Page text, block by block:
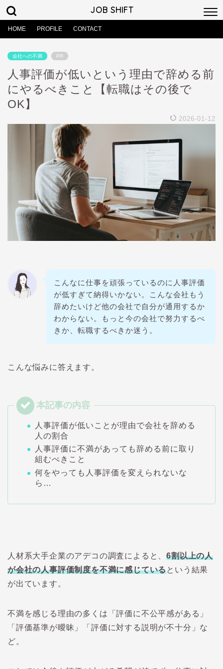
JOB SHIFT
HOME PROFILE CONTACT
会社への不満 PR
人事評価が低いという理由で辞める前
にやるべきこと【転職はその後で
OK】
2026-01-12
こんなに仕事を頑張っているのに人事評価
が低すぎて納得いかない。こんな会社もう
辞めたいけど他の会社で自分が通用するか
わからない。もっと今の会社で努力するべ
きか、転職するべきか迷う。
こんな悩みに答えます。
人事評価が低いことが理由で会社を辞める
人の割合
人事評価に不満があっても辞める前に取り
組むべきこと
何をやっても人事評価を変えられないな
ら…
人材系大手企業のアデコの調査によると、6割以上の人
が会社の人事評価制度を不満に感じているという結果
が出ています。
不満を感じる理由の多くは「評価に不公平感がある」
「評価基準が曖昧」「評価に対する説明が不十分」な
ど。